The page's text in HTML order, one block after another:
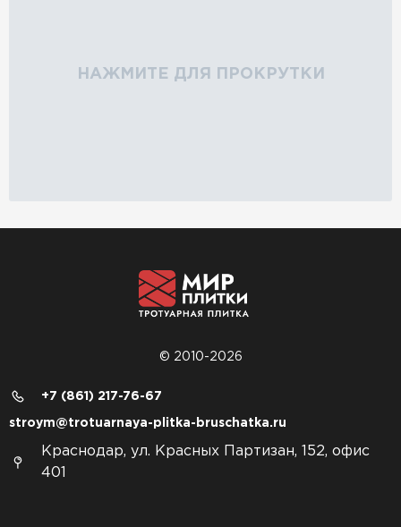
НАЖМИТЕ ДЛЯ ПРОКРУТКИ
© 2010-2026
+7 (861) 217-76-67
stroym@trotuarnaya-plitka-bruschatka.ru
Краснодар, ул. Красных Партизан, 152, офис
401